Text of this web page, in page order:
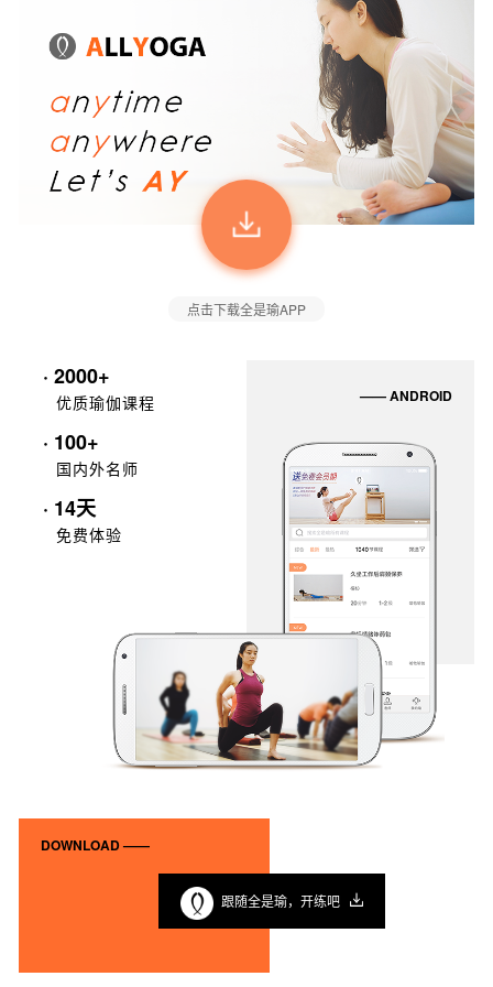
点击下载全是瑜APP
· 2000+
优质瑜伽课程
· 100+
国内外名师
· 14天
免费体验
—— ANDROID
DOWNLOAD ——
跟随全是瑜，开练吧